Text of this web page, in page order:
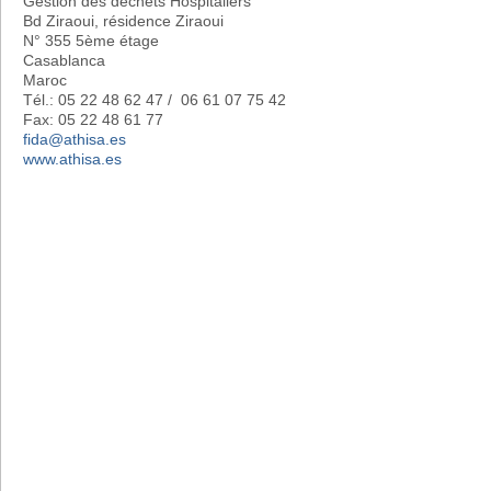
Bd Ziraoui, résidence Ziraoui
N° 355 5ème étage
Casablanca
Maroc
Tél.: 05 22 48 62 47 / 06 61 07 75 42
Fax: 05 22 48 61 77
fida@athisa.es
www.athisa.es